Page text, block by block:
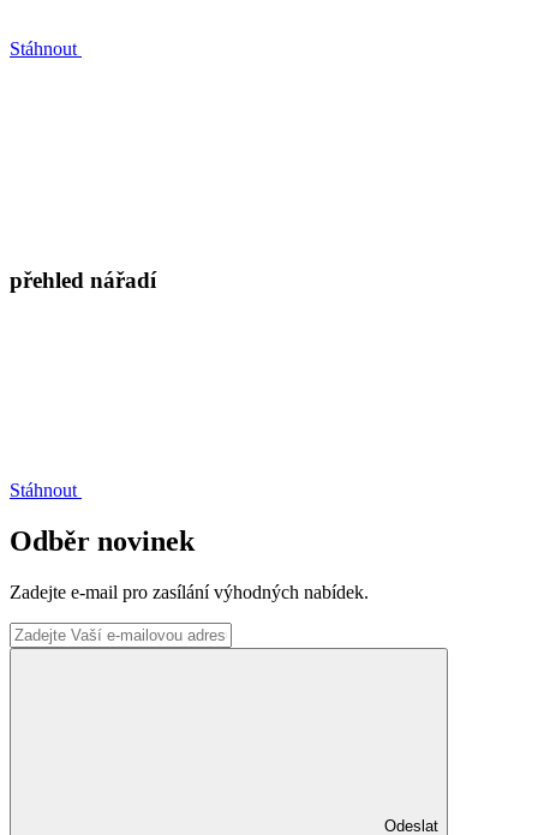
Stáhnout
přehled nářadí
Stáhnout
Odběr novinek
Zadejte e-mail pro zasílání výhodných nabídek.
Odeslat